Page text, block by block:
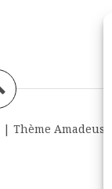
| Thème Amadeus